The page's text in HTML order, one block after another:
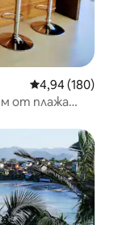
Средна
4,94 (180)
м от плажа